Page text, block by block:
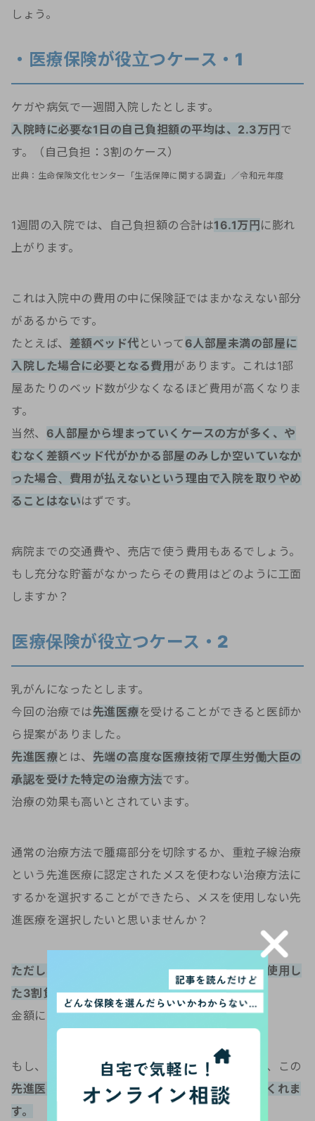
しょう。
・医療保険が役立つケース・1
ケガや病気で一週間入院したとします。
入院時に必要な1日の自己負担額の平均は、2.3万円 で
す。（自己負担：3割のケース）
出典：生命保険文化センター「生活保障に関する調査」／令和元年度
1週間の入院では、自己負担額の合計は16.1万円 に膨れ
上がります。
これは入院中の費用の中に保険証ではまかなえない部分
があるからです。
たとえば、 差額ベッド代 といって 6人部屋未満の部屋に
入院した場合に必要となる費用 があります。これは1部
屋あたりのベッド数が少なくなるほど費用が高くなりま
す。
当然、 6人部屋から埋まっていくケースの方が多く、や
むなく差額ベッド代がかかる部屋のみしか空いていなか
った場合、費用が払えないという理由で入院を取りやめ
ることはないはずです。
病院までの交通費や、売店で使う費用もあるでしょう。
もし充分な貯蓄がなかったらその費用はどのように工面
しますか？
医療保険が役立つケース・2
乳がんになったとします。
今回の治療では先進医療を受けることができると医師か
ら提案がありました。
先進医療とは、 先端の高度な医療技術で厚生労働大臣の
承認を受けた特定の治療方法です。
治療の効果も高いとされています。
通常の治療方法で腫瘍部分を切除するか、重粒子線治療
という先進医療に認定されたメスを使わない治療方法に
するかを選択することができたら、メスを使用しない先
進医療を選択したいと思いませんか？
ただし、先進医療の治療費については公的保険を使用し
た3割負担ではなく、全額自己負担です。
金額にして300万円を超える場合も多いです。
もし、医療保険に先進医療特約を付加していれば、この
先進医療にかかる費用は全額保険会社が支払ってくれま
す。